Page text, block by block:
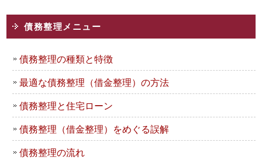
債務整理メニュー
債務整理の種類と特徴
最適な債務整理（借金整理）の方法
債務整理と住宅ローン
債務整理（借金整理）をめぐる誤解
債務整理の流れ